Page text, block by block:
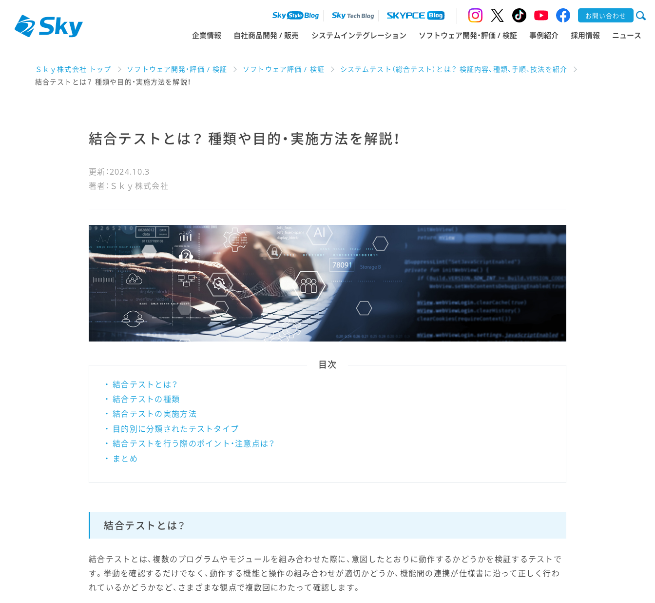
お問い合わせ
企業情報 自社商品開発 / 販売 システムインテグレーション ソフトウェア開発・評価 / 検証 事例紹介 採用情報 ニュース
Ｓｋｙ株式会社 トップ ソフトウェア開発・評価 / 検証 ソフトウェア評価 / 検証
システムテスト（総合テスト）とは？ 検証内容、種類、手順、技法を紹介
結合テストとは？ 種類や目的・実施方法を解説！
結合テストとは？ 種類や目的・実施方法を解説！
更新：2024.10.3
著者：Ｓｋｙ株式会社
目次
結合テストとは？
結合テストの種類
結合テストの実施方法
目的別に分類されたテストタイプ
結合テストを行う際のポイント・注意点は？
まとめ
結合テストとは？
結合テストとは、複数のプログラムやモジュールを組み合わせた際に、意図したとおりに動作するかどうかを検証するテストで
す。挙動を確認するだけでなく、動作する機能と操作の組み合わせが適切かどうか、機能間の連携が仕様書に沿って正しく行わ
れているかどうかなど、さまざまな観点で複数回にわたって確認します。